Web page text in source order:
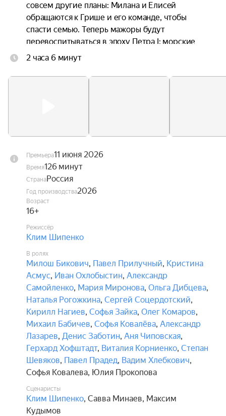
совсем другие планы: Милана и Елисей
обращаются к Грише и его команде, чтобы
спасти семью. Теперь мажоры будут
перевоспитываться в эпоху Петра I: морские
приключения и опасности заставят их
осознать, что нет ничего важнее семьи.
2 часа 6 минут
Премьера11 июня 2026
Время126 минут
СтранаРоссия
Год производства2026
Возраст
16+
Режиссёр
Клим Шипенко
В ролях
Милош Бикович, Павел Прилучный, Кристина
Асмус, Иван Охлобыстин, Александр
Самойленко, Мария Миронова, Ольга Дибцева,
Наталья Рогожкина, Сергей Соцердотский,
Кирилл Нагиев, Софья Зайка, Олег Комаров,
Михаил Бабичев, Софья Ковалёва, Александр
Лазарев, Денис Заботин, Аня Чиповская,
Герхард Хофштадт, Виталия Корниенко, Степан
Шевяков, Павел Прадед, Вадим Хлебкович,
Софья Ковалева, Юлия Прокопова
Сценаристы
Клим Шипенко, Савва Минаев, Максим
Кудымов